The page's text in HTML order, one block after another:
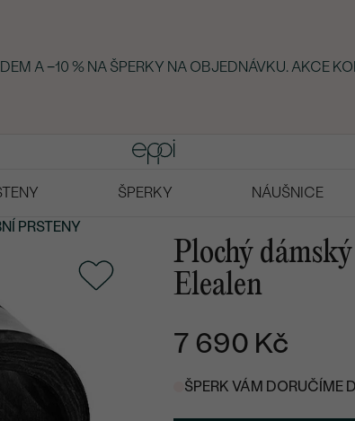
A −10 % NA ŠPERKY NA OBJEDNÁVKU. AKCE
ŠPERKY NÁUŠNICE
PRSTENY
Plochý
Elealen
7 690 Kč
ŠPERK VÁM DORUČÍME